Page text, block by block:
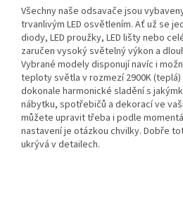
Všechny naše odsavače jsou
trvanlivým LED osvětlením. Ať už se
diody, LED proužky, LED lišty nebo
zaručen vysoký světelný výkon a
Vybrané modely disponují navíc i
teploty světla v rozmezí 2900K (teplá)
dokonale harmonické sladění s
nábytku, spotřebičů a dekorací ve
můžete upravit třeba i podle
nastavení je otázkou chvilky. Dobře
ukrývá v detailech.